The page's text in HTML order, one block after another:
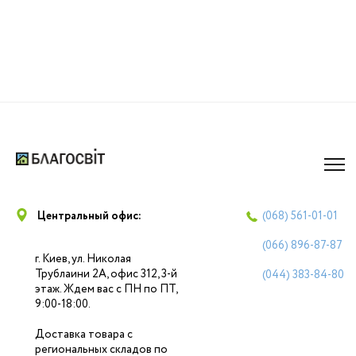
Центральный офис:
г. Киев, ул. Николая
Трублаини 2А, офис 312, 3-й
этаж. Ждем вас с ПН по ПТ,
9:00-18:00.
Доставка товара с
региональных складов по
(068) 561-01-01
(066) 896-87-87
(044) 383-84-80